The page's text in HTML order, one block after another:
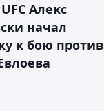
Алекс
начал
к бою против